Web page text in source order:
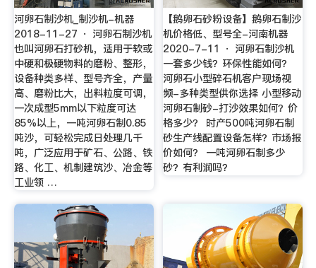
河卵石制沙机_制沙机-机器
2018-11-27 · 河卵石制沙机
也叫河卵石打砂机，适用于软或
中硬和极硬物料的磨粉、整形，
设备种类多样、型号齐全，产量
高、磨粉比大，出料粒度可调，
一次成型5mm以下粒度可达
85%以上，一吨河卵石制0.85
吨沙，可轻松完成日处理几千
吨，广泛应用于矿石、公路、铁
路、化工、机制建筑沙、冶金等
工业领 …
【鹅卵石砂粉设备】鹅卵石制沙
机价格低、型号全-河南机器
2020-7-11 · 河卵石制沙机
一套多少钱？环保性能如何？
河卵石小型碎石机客户现场视
频-多种类型供你选择 小型移动
河卵石制砂-打沙效果如何？价
格多少？ 时产500吨河卵石制
砂生产线配置设备怎样？市场报
价如何？ 一吨河卵石制多少
砂？有利润吗？